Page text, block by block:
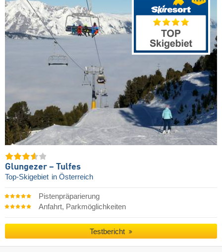
Glungezer – Tulfes
Top-Skigebiet in Österreich
Pistenpräparierung
Anfahrt, Parkmöglichkeiten
Testbericht